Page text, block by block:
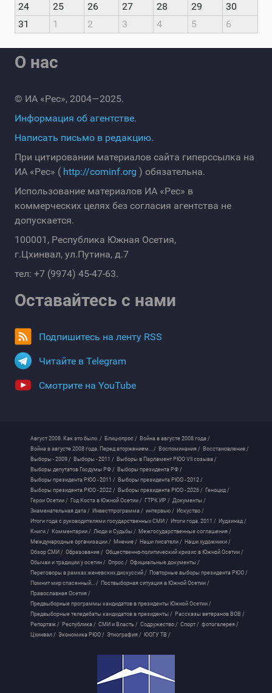
24
25 26 27 28 29
30
31
1 2 3 4 5 6
О нас
© ИА «Рес», 2004—2025.
Информация об агентстве.
Написать письмо в редакцию.
При цитировании материалов сайта гиперссылка на
ИА «Рес» ( http://cominf.org ) обязательна.
Использование материалов ИА «Рес» в
коммерческих целях без согласия агентства не
допускается.
100001, Республика Южная Осетия,
г.Цхинвал, ул.Путина, д.7
тел: +7 (9974) 45-47-63.
Оставайтесь с нами
Подпишитесь на ленту RSS
Читайте в Telegram
Смотрите на YouTube
Август 2008. Как это было. / Блиц-опрос / Война в августе 2008 года /
Война в августе 2008 года. Перед вторжением... / Воспоминания / Восстановление /
Выборы - 2009 / Выборы - 2011 / Выборы в Парламент РЮО VII созыва /
Выборы депутатов Госдумы РФ / Выборы президента РФ /
Выборы президента РЮО - 2011 / Выборы президента РЮО - 2012 /
Выборы президента РЮО - 2022 / Выборы президента РЮО - 2026 / Геноцид /
Герои Осетии / Год Коста в Южной Осетии / ГТРК ИР / Документы /
Знаменательная дата / Инвестпрограмма / интервью / Искуство /
Итоги года с руководителями государственных СМИ / Итоги года. 2011 / Иудзинад /
Книги / Комментарии / Люди и Судьбы / Межгосударственные соглашения /
Международные организации / Мнение / Наши писатели / Наши художники /
Обзор СМИ / Образование / Общественно-политический кризис в Южной Осетии /
Обычаи и традиции у осетин / Опрос / Официальные документы /
Переговоры в рамках женевских дискуссий / Повторные выборы президента РЮО /
Помнит мир спасенный... / Поствыборная ситуация в Южной Осетии /
Православная Осетия /
Предвыборные программы кандидатов в президенты Южной Осетии /
Предвыборные теледебаты кандидатов в президенты / Рассказы ветеранов ВОВ /
Репортаж / Республика / СМИ и Власть / Содружество / Спорт / фотогалерея /
Цхинвал / Экономика РЮО / Этнография / ЮОГУ ТВ /